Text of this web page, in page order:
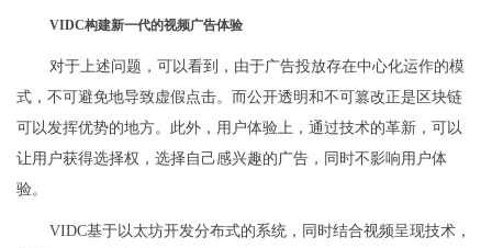
VIDC构建新一代的视频广告体验
对于上述问题，可以看到，由于广告投放存在中心化运作的模
式，不可避免地导致虚假点击。而公开透明和不可篡改正是区块链
可以发挥优势的地方。此外，用户体验上，通过技术的革新，可以
让用户获得选择权，选择自己感兴趣的广告，同时不影响用户体
验。
VIDC基于以太坊开发分布式的系统，同时结合视频呈现技术，